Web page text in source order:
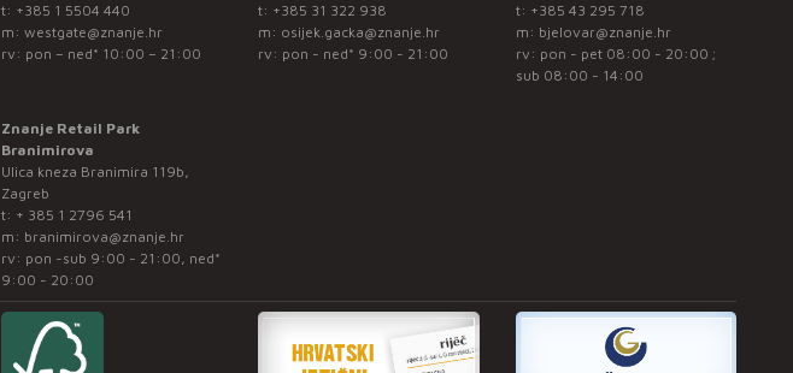
t: +385 1 5504 440
m: westgate@znanje.hr
rv: pon – ned* 10:00 – 21:00
t: +385 31 322 938
m: osijek.gacka@znanje.hr
rv: pon - ned* 9:00 - 21:00
t: +385 43 295 718
m: bjelovar@znanje.hr
rv: pon - pet 08:00 - 20:00 ;
sub 08:00 - 14:00
Znanje Retail Park
Branimirova
Ulica kneza Branimira 119b,
Zagreb
t: + 385 1 2796 541
m: branimirova@znanje.hr
rv: pon -sub 9:00 - 21:00, ned*
9:00 - 20:00